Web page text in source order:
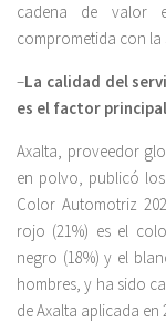
cadena de valor
comprometida con la
–La calidad del
es el factor
Axalta, proveedor
en polvo, publicó
Color Automotriz
rojo (21%) es el
negro (18%) y el
hombres, y ha sido
de Axalta aplicada en